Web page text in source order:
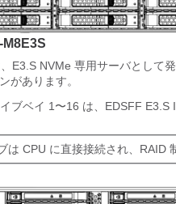
E3.S NVMe 専用サーバとして
があります。
ブベイ 1〜16 は、EDSFF E3.S
は CPU に直接接続され、RAID